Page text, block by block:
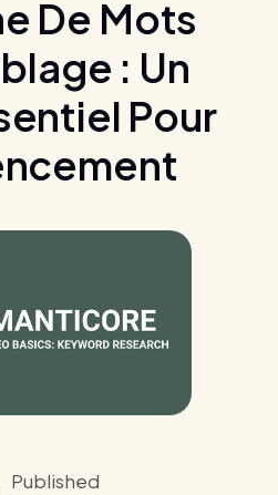
De Mots
: Un
Pour
Published